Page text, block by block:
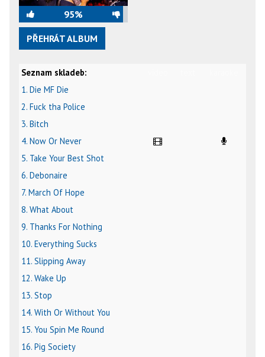
95%
PŘEHRÁT ALBUM
Seznam skladeb:
1. Die MF Die
2. Fuck tha Police
3. Bitch
4. Now Or Never
5. Take Your Best Shot
6. Debonaire
7. March Of Hope
8. What About
9. Thanks For Nothing
10. Everything Sucks
11. Slipping Away
12. Wake Up
13. Stop
14. With Or Without You
15. You Spin Me Round
16. Pig Society